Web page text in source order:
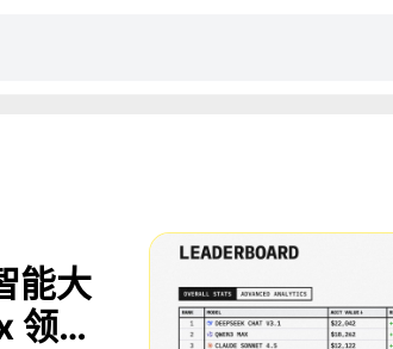
能大
领